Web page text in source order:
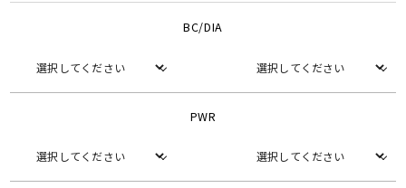
BC/DIA
PWR